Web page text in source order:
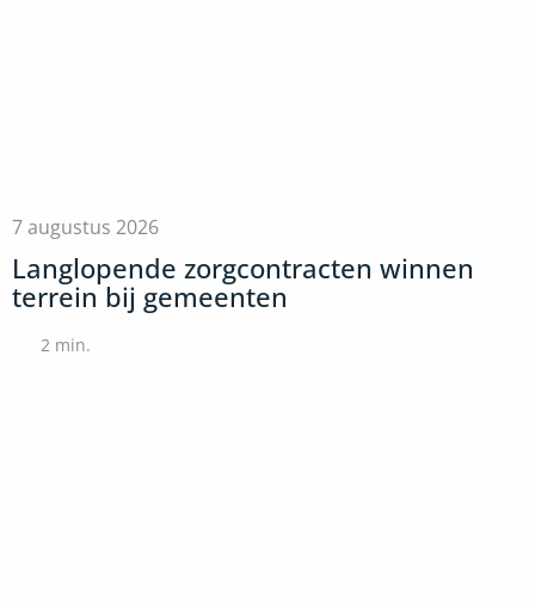
7 augustus 2026
Langlopende zorgcontracten winnen
terrein bij gemeenten
2 min.